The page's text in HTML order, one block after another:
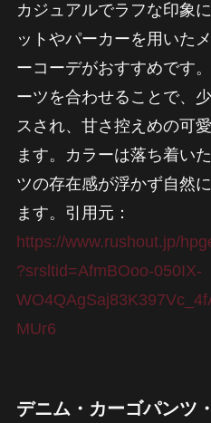
カジュアルでラフな印象
ットやパーカーを用いた
ーコーデがおすすめです
ーツを合わせることで、
スされ、甘さ控えめの可
ます。カラーは落ち着い
ツの存在感が浮かず自然
ます。引用元：
https://www.rushout.jp/
?srsltid=AfmBOoo-050IX-
MUr6
デニム・カーゴパンツ